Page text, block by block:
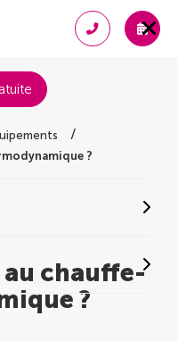
?
au chauffe-
?